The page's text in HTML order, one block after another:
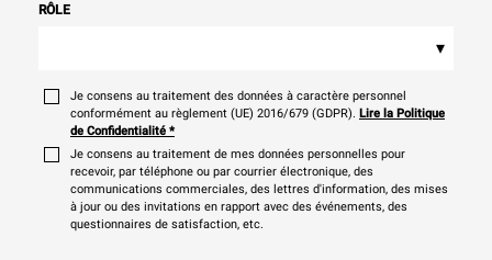
RÔLE
▾
Je consens au traitement des données à caractère personnel
conformément au règlement (UE) 2016/679 (GDPR). Lire la Politique
de Confidentialité *
Je consens au traitement de mes données personnelles pour
recevoir, par téléphone ou par courrier électronique, des
communications commerciales, des lettres d'information, des mises
à jour ou des invitations en rapport avec des événements, des
questionnaires de satisfaction, etc.